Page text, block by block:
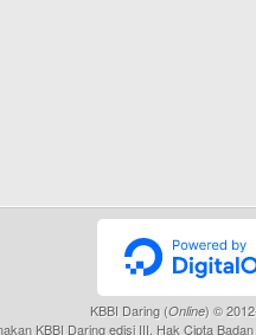
KBBI Daring (Online) ©
KBBI Daring edisi III, Hak Cipta